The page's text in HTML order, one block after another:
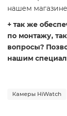
нашем
+ так же
по монтажу,
вопросы?
нашим
Камеры HiWatch